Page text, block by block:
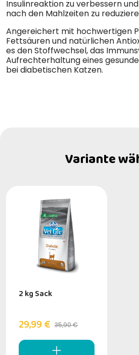
Insulinreaktion zu verbessern
nach den Mahlzeiten zu
Angereichert mit hochwertigen
Fettsäuren und natürlichen
es den Stoffwechsel, das
Aufrechterhaltung eines
bei diabetischen Katzen.
Variante
2 kg Sack
29,99 € 35,90 €